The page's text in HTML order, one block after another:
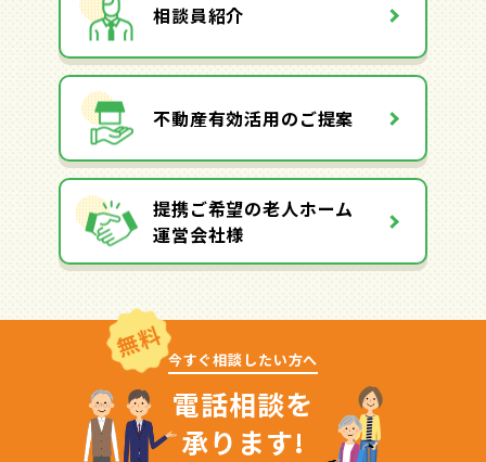
相談員紹介
不動産有効活用のご提案
提携ご希望の老人ホーム
運営会社様
無料 今すぐ相談したい方へ
電話相談を
承ります!